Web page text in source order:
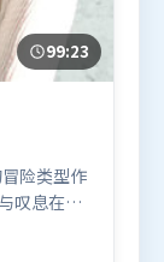
99:23
险类型作
叹息在同
承担叙事
珍，黄